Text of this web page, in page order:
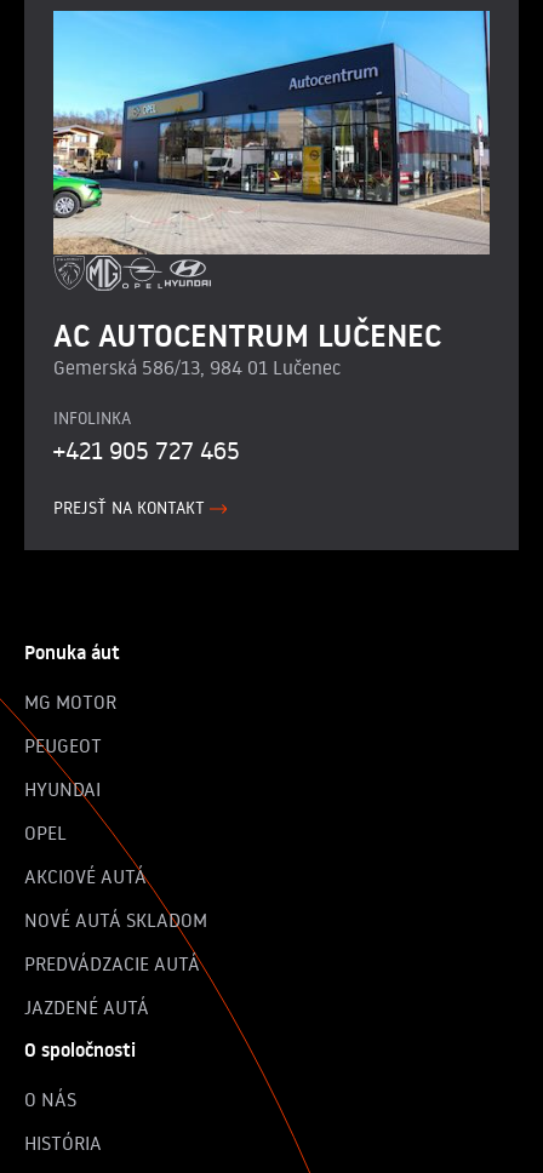
AC AUTOCENTRUM LUČENEC
Gemerská 586/13, 984 01 Lučenec
INFOLINKA
+421 905 727 465
PREJSŤ NA KONTAKT
Ponuka áut
MG MOTOR
PEUGEOT
HYUNDAI
OPEL
AKCIOVÉ AUTÁ
NOVÉ AUTÁ SKLADOM
PREDVÁDZACIE AUTÁ
JAZDENÉ AUTÁ
O spoločnosti
O NÁS
HISTÓRIA